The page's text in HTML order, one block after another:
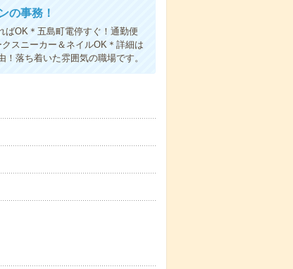
の事務！
ばOK＊五島町電停すぐ！通勤便
スニーカー＆ネイルOK＊詳細は
落ち着いた雰囲気の職場です。